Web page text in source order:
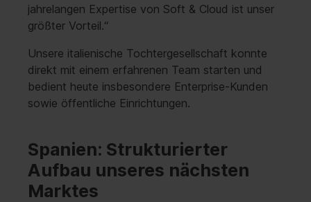
jahrelangen Expertise von Soft & Cloud ist unser
größter Vorteil.“
Unsere italienische Tochtergesellschaft konnte
direkt mit einem erfahrenen Team starten und
bedient heute insbesondere Enterprise-Kunden
sowie öffentliche Einrichtungen.
Spanien: Strukturierter
Aufbau unseres nächsten
Marktes